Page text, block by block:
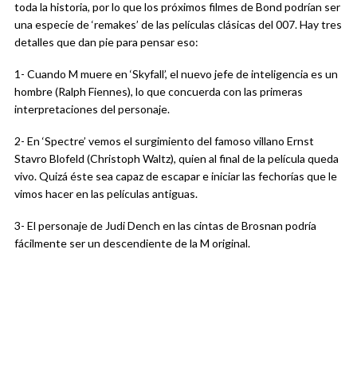
toda la historia, por lo que los próximos filmes de Bond podrían ser
una especie de ‘remakes’ de las películas clásicas del 007. Hay tres
detalles que dan pie para pensar eso:
1- Cuando M muere en ‘Skyfall’, el nuevo jefe de inteligencia es un
hombre (Ralph Fiennes), lo que concuerda con las primeras
interpretaciones del personaje.
2- En ‘Spectre’ vemos el surgimiento del famoso villano Ernst
Stavro Blofeld (Christoph Waltz), quien al final de la película queda
vivo. Quizá éste sea capaz de escapar e iniciar las fechorías que le
vimos hacer en las películas antiguas.
3- El personaje de Judi Dench en las cintas de Brosnan podría
fácilmente ser un descendiente de la M original.